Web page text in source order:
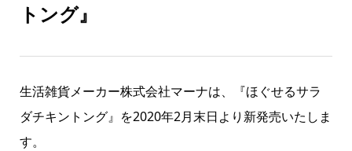
トング』
生活雑貨メーカー株式会社マーナは、『ほぐせるサラ
ダチキントング』を2020年2月末日より新発売いたしま
す。